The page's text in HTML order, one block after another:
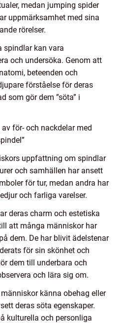
medan jumping spider
uppmärksamhet med sina
rörelser.
spindlar kan vara
och undersöka. Genom att
beteenden och
förståelse för deras
som gör dem ”söta” i
för- och nackdelar med
uppfattning om spindlar
och samhällen har ansett
för tur, medan andra har
och farliga varelser.
deras charm och estetiska
att många människor har
dem. De har blivit ädelstenar
för sin skönhet och
dem till underbara och
och lära sig om.
känna obehag eller
deras söta egenskaper.
kulturella och personliga